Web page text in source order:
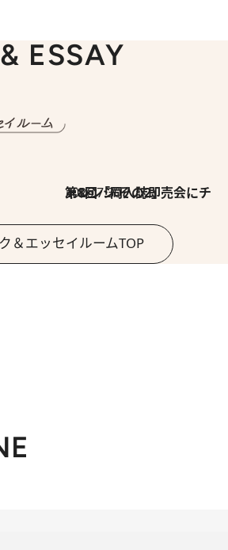
ESSAY
2026.7.30
第8回「同人誌即売会にチャレンジ その2」
＆エッセイルームTOP